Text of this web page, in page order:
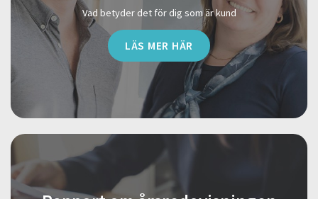
Vad betyder det för dig som är kund
LÄS MER HÄR